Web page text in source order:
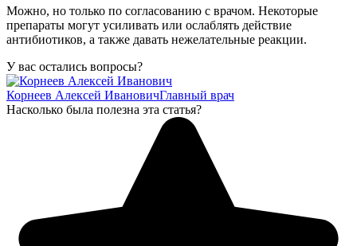
Можно, но только по согласованию с врачом. Некоторые
препараты могут усиливать или ослаблять действие
антибиотиков, а также давать нежелательные реакции.
У вас остались вопросы?
Корнеев Алексей ИвановичГлавный врач
Насколько была полезна эта статья?